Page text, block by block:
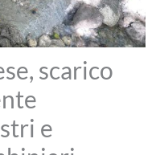
scarico
e